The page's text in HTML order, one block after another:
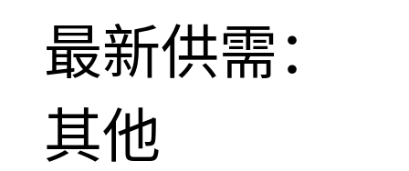
最新供需：
其他